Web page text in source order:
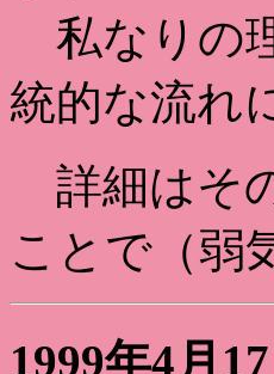
私なりの
統的な流れ
詳細はそ
ことで（弱
1999年4月